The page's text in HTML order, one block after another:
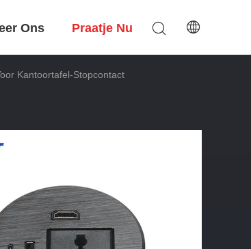
Ons Praatje Nu
Kantoortafel-Stopcontact